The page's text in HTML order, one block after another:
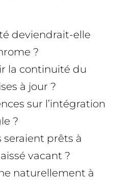
deviendrait-elle
?
la continuité du
à jour ?
sur l’intégration
?
seraient prêts à
vacant ?
naturellement à